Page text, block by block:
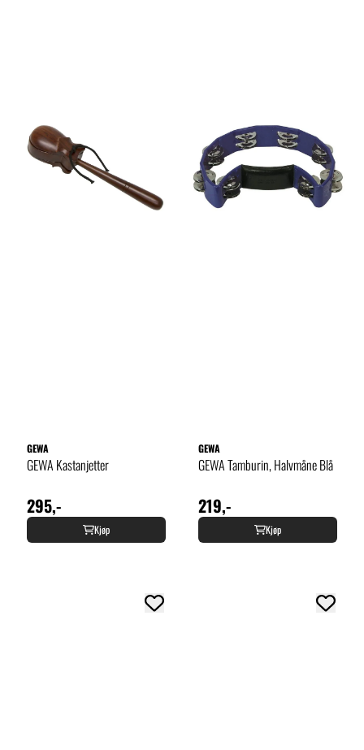
GEWA
GEWA Kastanjetter
295,-
Kjøp
GEWA
GEWA Tamburin, Halvmåne Blå
219,-
Kjøp